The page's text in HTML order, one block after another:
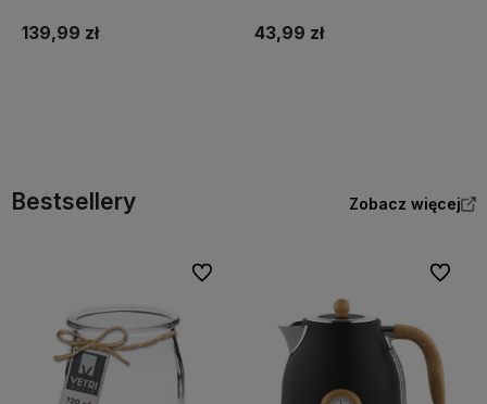
139,99 zł 43,99 zł
Bestsellery Zobacz więcej
Do ulubionych Do